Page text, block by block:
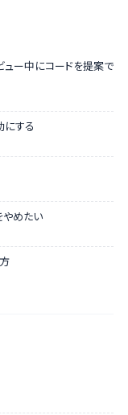
ー中にコードを提案で
にする
めたい